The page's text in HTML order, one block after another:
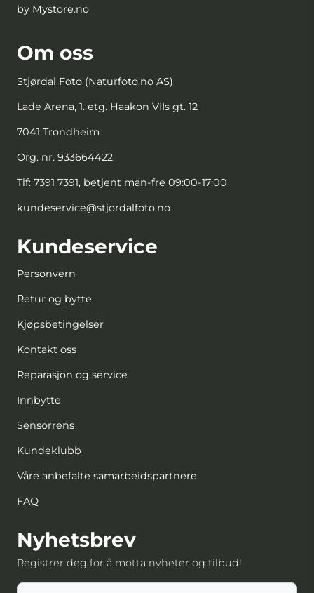
by Mystore.no
Om oss
Stjørdal Foto (Naturfoto.no AS)
Lade Arena, 1. etg. Haakon VIIs gt. 12
7041 Trondheim
Org. nr. 933664422
Tlf: 7391 7391, betjent man-fre 09:00-17:00
kundeservice@stjordalfoto.no
Kundeservice
Personvern
Retur og bytte
Kjøpsbetingelser
Kontakt oss
Reparasjon og service
Innbytte
Sensorrens
Kundeklubb
Våre anbefalte samarbeidspartnere
FAQ
Nyhetsbrev
Registrer deg for å motta nyheter og tilbud!
E-post